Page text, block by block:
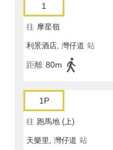
1
往 摩星嶺
利景酒店, 灣仔道 站
距離 80m
1P
往 跑馬地 (上)
天樂里, 灣仔道 站